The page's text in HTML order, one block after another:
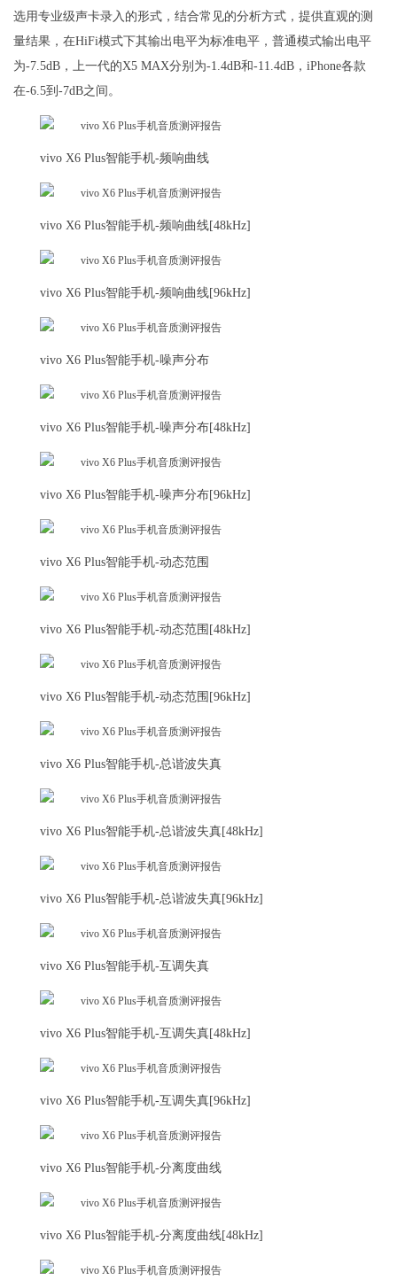
选用专业级声卡录入的形式，结合常见的分析方式，提供直观的测
量结果，在HiFi模式下其输出电平为标准电平，普通模式输出电平
为-7.5dB，上一代的X5 MAX分别为-1.4dB和-11.4dB，iPhone各款
在-6.5到-7dB之间。
vivo X6 Plus智能手机-频响曲线
vivo X6 Plus智能手机-频响曲线[48kHz]
vivo X6 Plus智能手机-频响曲线[96kHz]
vivo X6 Plus智能手机-噪声分布
vivo X6 Plus智能手机-噪声分布[48kHz]
vivo X6 Plus智能手机-噪声分布[96kHz]
vivo X6 Plus智能手机-动态范围
vivo X6 Plus智能手机-动态范围[48kHz]
vivo X6 Plus智能手机-动态范围[96kHz]
vivo X6 Plus智能手机-总谐波失真
vivo X6 Plus智能手机-总谐波失真[48kHz]
vivo X6 Plus智能手机-总谐波失真[96kHz]
vivo X6 Plus智能手机-互调失真
vivo X6 Plus智能手机-互调失真[48kHz]
vivo X6 Plus智能手机-互调失真[96kHz]
vivo X6 Plus智能手机-分离度曲线
vivo X6 Plus智能手机-分离度曲线[48kHz]